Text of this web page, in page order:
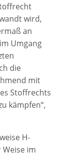
wird,
an
Umgang
die
mit
Stoffrechts
kämpfen“,
H-
im